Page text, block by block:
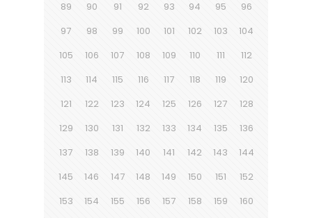
89 90 91 92 93 94 95
96
97
98 99 100 101 102 103
104
105
106 107 108 109 110 111
112
113
114 115 116 117 118 119
120
121
122 123 124 125 126 127
128
129
130 131 132 133 134 135
136
137
138 139 140 141 142 143
144
145
146 147 148 149 150 151
152
153
154 155 156 157 158 159
160